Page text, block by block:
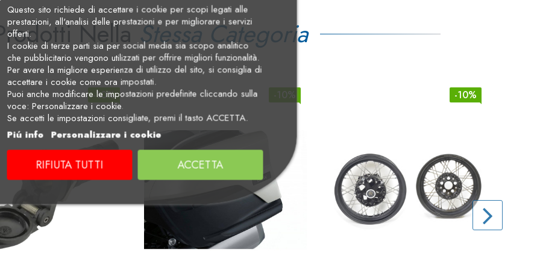
NellaStessa Categoria
-10% -10% -10%
Questo sito richiede di accettare i cookie per scopi legati alle
prestazioni, all'analisi delle prestazioni e per migliorare i servizi
offerti.
I cookie di terze parti sia per social media sia scopo analitico
che pubblicitario vengono utilizzati per offrire migliori funzionalità.
Per avere la migliore esperienza di utilizzo del sito, si consiglia di
accettare i cookie come ora impostati.
Puoi anche modificare le impostazioni predefinite cliccando sulla
voce: Personalizzare i cookie.
Se accetti le impostazioni consigliate, premi il tasto ACCETTA.
Piú info Personalizzare i cookie
RIFIUTA TUTTI ACCETTA